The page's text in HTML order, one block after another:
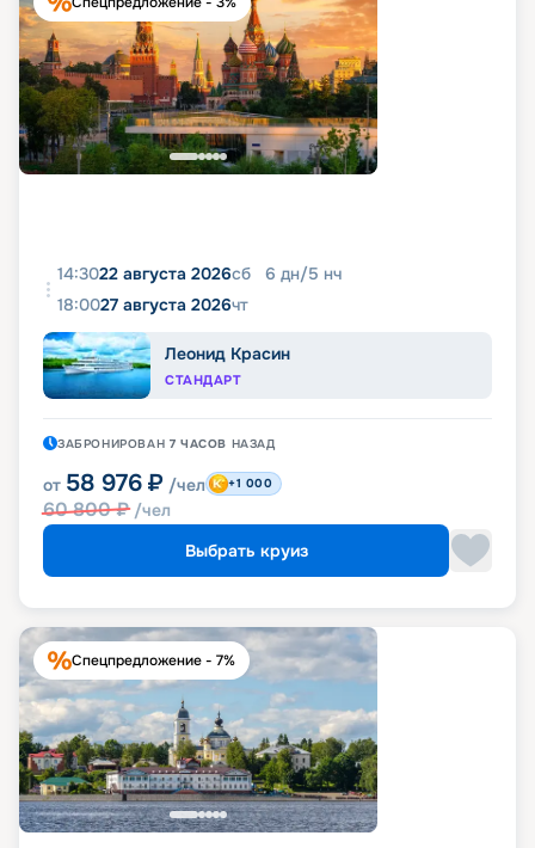
14:3022 августа 2026сб 6 дн/5 нч
18:0027 августа 2026чт
Леонид Красин
СТАНДАРТ
ЗАБРОНИРОВАН 7 ЧАСОВ НАЗАД
от 58 976 ₽ /чел
60 800₽ /чел
+1 000
Выбрать круиз
Спецпредложение - 7%